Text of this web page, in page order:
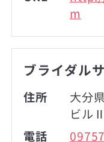
m
ブライダル
住所
大分
ビル
電話